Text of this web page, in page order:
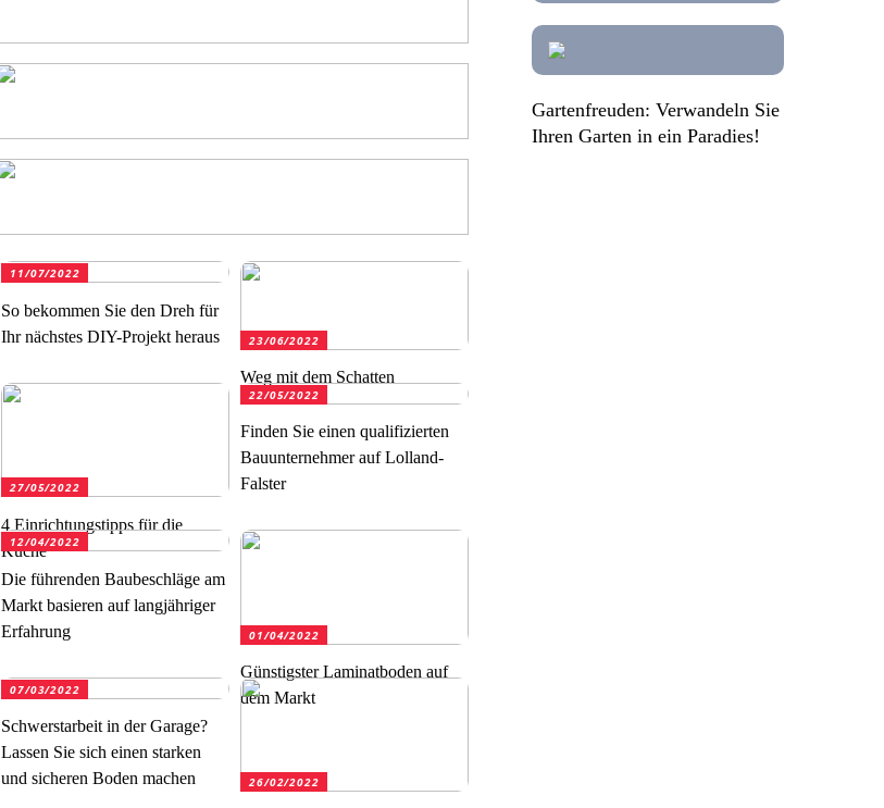
11/07/2022
So bekommen Sie den Dreh für
Ihr nächstes DIY-Projekt heraus
23/06/2022
Weg mit dem Schatten
27/05/2022
4 Einrichtungstipps für die
Küche
22/05/2022
Finden Sie einen qualifizierten
Bauunternehmer auf Lolland-
Falster
12/04/2022
Die führenden Baubeschläge am
Markt basieren auf langjähriger
Erfahrung
01/04/2022
Günstigster Laminatboden auf
dem Markt
07/03/2022
Schwerstarbeit in der Garage?
Lassen Sie sich einen starken
und sicheren Boden machen
26/02/2022
Gartenfreuden: Verwandeln Sie
Ihren Garten in ein Paradies!